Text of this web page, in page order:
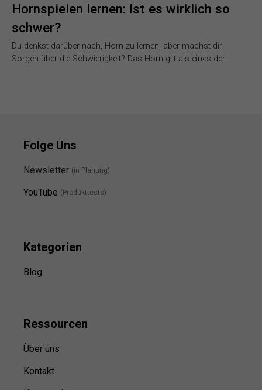
Hornspielen lernen: Ist es wirklich so
schwer?
Du denkst darüber nach, Horn zu lernen, aber machst dir
Sorgen über die Schwierigkeit? Das Horn gilt als eines der…
Folge Uns
Newsletter (in Planung)
YouTube (Produkttests)
Kategorien
Blog
Ressourcen
Über uns
Kontakt